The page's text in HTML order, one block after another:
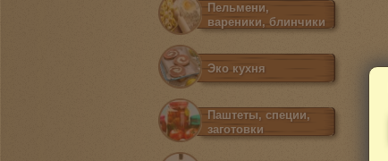
Пельмени,
вареники, блинчики
Эко кухня
Паштеты, специи,
заготовки